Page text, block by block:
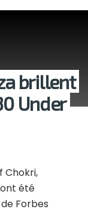
brillent
Under
Chokri,
été
Forbes